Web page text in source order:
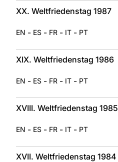
XX. Weltfriedenstag 1987
EN - ES - FR - IT - PT
XIX. Weltfriedenstag 1986
EN - ES - FR - IT - PT
XVIII. Weltfriedenstag 1985
EN - ES - FR - IT - PT
XVII. Weltfriedenstag 1984